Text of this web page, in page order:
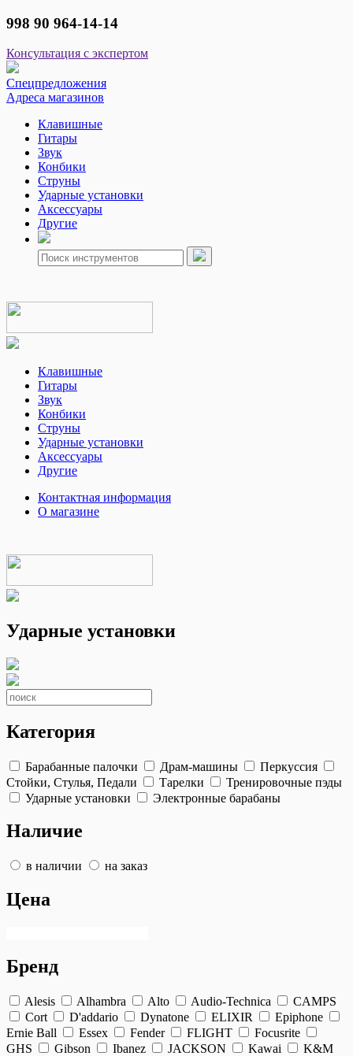
998 90 964-14-14
Консультация с экспертом
Спецпредложения
Адреса магазинов
Клавишные
Гитары
Звук
Конбики
Струны
Ударные установки
Аксессуары
Другие
Клавишные
Гитары
Звук
Конбики
Струны
Ударные установки
Аксессуары
Другие
Контактная информация
О магазине
Ударные установки
Категория
Барабанные палочки Драм-машины
Перкуссия
Стойки, Стулья, Педали
Тарелки
Тренировочные пэды
Ударные установки
Электронные барабаны
Наличие
в наличии на заказ
Цена
Бренд
Alesis Alhambra Alto Audio-Technica
CAMPS
Cort
D'addario Dynatone ELIXIR
Epiphone
Ernie Ball
Essex Fender FLIGHT
Focusrite
GHS
Gibson Ibanez JACKSON Kawai
K&M